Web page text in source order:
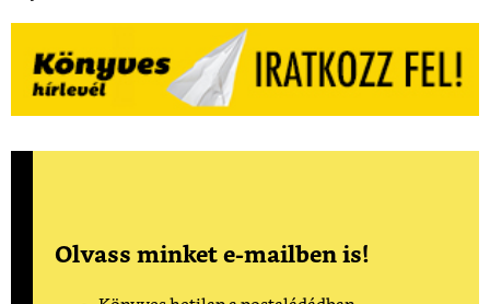
Olvass minket e-mailben is!